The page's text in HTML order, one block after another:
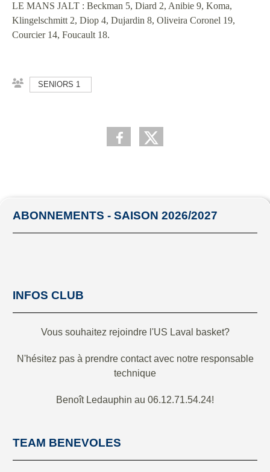
LE MANS JALT : Beckman 5, Diard 2, Anibie 9, Koma,
Klingelschmitt 2, Diop 4, Dujardin 8, Oliveira Coronel 19,
Courcier 14, Foucault 18.
SENIORS 1
ABONNEMENTS - SAISON 2026/2027
INFOS CLUB
Vous souhaitez rejoindre l'US Laval basket?
N'hésitez pas à prendre contact avec notre responsable
technique
Benoît Ledauphin au 06.12.71.54.24!
TEAM BENEVOLES